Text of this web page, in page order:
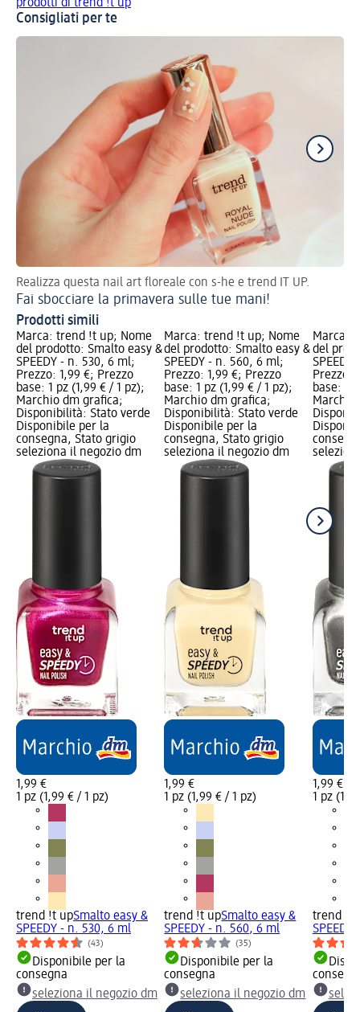
prodotti di trend !t up
Consigliati per te
Realizza questa nail art floreale con s-he e trend IT UP.
Fai sbocciare la primavera sulle tue mani!
Prodotti simili
Marca: trend !t up; Nome
del prodotto: Smalto easy &
SPEEDY - n. 530, 6 ml;
Prezzo: 1,99 €; Prezzo
base: 1 pz (1,99 € / 1 pz);
Marchio dm grafica;
Disponibilità: Stato verde
Disponibile per la
consegna, Stato grigio
seleziona il negozio dm
1,99 €
1 pz (1,99 € / 1 pz)
trend !t upSmalto easy &
SPEEDY - n. 530, 6 ml
(43)
Disponibile per la
consegna
seleziona il negozio dm
Marca: trend !t up; Nome
del prodotto: Smalto easy &
SPEEDY - n. 560, 6 ml;
Prezzo: 1,99 €; Prezzo
base: 1 pz (1,99 € / 1 pz);
Marchio dm grafica;
Disponibilità: Stato verde
Disponibile per la
consegna, Stato grigio
seleziona il negozio dm
1,99 €
1 pz (1,99 € / 1 pz)
trend !t upSmalto easy &
SPEEDY - n. 560, 6 ml
(35)
Disponibile per la
consegna
seleziona il negozio dm
Marca:
del
Prezzo:
base: 1
Marchio
1,99 €
1 pz
trend !t